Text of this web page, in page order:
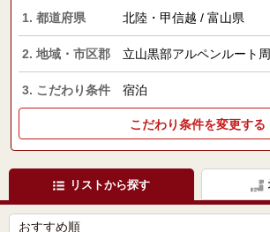
1. 都道府県 北陸・甲信越 / 富山県
2. 地域・市区郡 立山黒部アルペンルート
3. こだわり条件 宿泊
こだわり条件を変更する
リストから探す